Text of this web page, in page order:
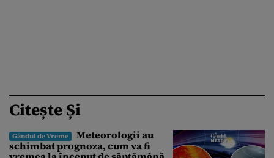
Citește Și
Gândul de Vreme
Meteorologii au
schimbat prognoza, cum va fi